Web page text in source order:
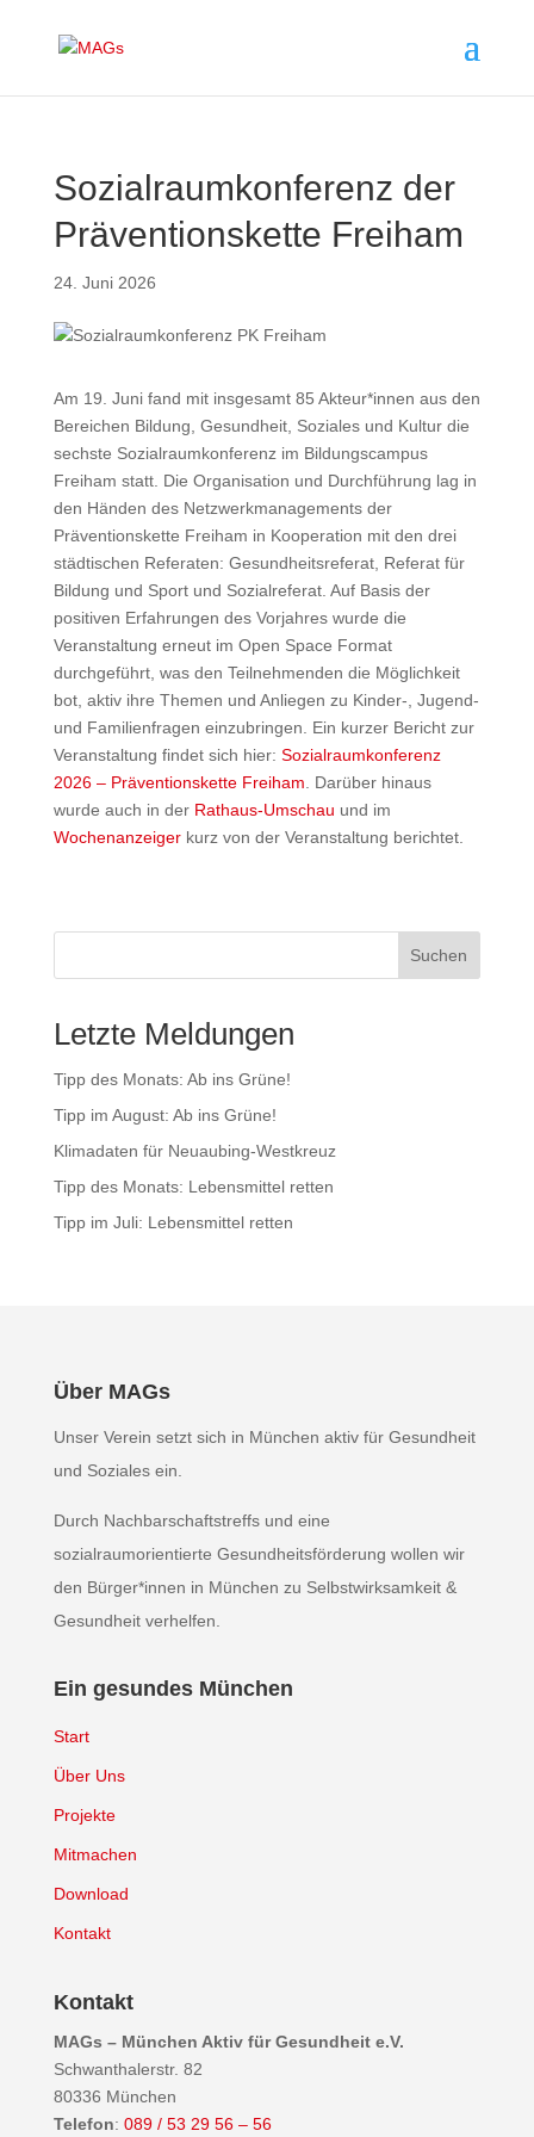
Sozialraumkonferenz der
Präventionskette Freiham
24. Juni 2026
Am 19. Juni fand mit insgesamt 85 Akteur*innen aus den
Bereichen Bildung, Gesundheit, Soziales und Kultur die
sechste Sozialraumkonferenz im Bildungscampus
Freiham statt. Die Organisation und Durchführung lag in
den Händen des Netzwerkmanagements der
Präventionskette Freiham in Kooperation mit den drei
städtischen Referaten: Gesundheitsreferat, Referat für
Bildung und Sport und Sozialreferat. Auf Basis der
positiven Erfahrungen des Vorjahres wurde die
Veranstaltung erneut im Open Space Format
durchgeführt, was den Teilnehmenden die Möglichkeit
bot, aktiv ihre Themen und Anliegen zu Kinder-, Jugend-
und Familienfragen einzubringen. Ein kurzer Bericht zur
Veranstaltung findet sich hier: Sozialraumkonferenz
2026 – Präventionskette Freiham . Darüber hinaus
wurde auch in der Rathaus-Umschau und im
Wochenanzeigerkurz von der Veranstaltung berichtet.
Suchen
Letzte Meldungen
Tipp des Monats: Ab ins Grüne!
Tipp im August: Ab ins Grüne!
Klimadaten für Neuaubing-Westkreuz
Tipp des Monats: Lebensmittel retten
Tipp im Juli: Lebensmittel retten
Über MAGs
Unser Verein setzt sich in München aktiv für Gesundheit
und Soziales ein.
Durch Nachbarschaftstreffs und eine
sozialraumorientierte Gesundheitsförderung wollen wir
den Bürger*innen in München zu Selbstwirksamkeit &
Gesundheit verhelfen.
Ein gesundes München
Start
Über Uns
Projekte
Mitmachen
Download
Kontakt
Kontakt
MAGs – München Aktiv für Gesundheit e.V.
Schwanthalerstr. 82
80336 München
Telefon: 089 / 53 29 56 – 56